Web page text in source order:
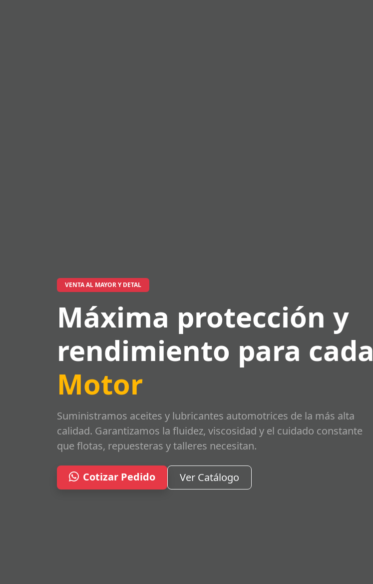
VENTA AL MAYOR Y DETAL
Máxima protección y
rendimiento para cada
Motor
Suministramos aceites y lubricantes automotrices de la más alta
calidad. Garantizamos la fluidez, viscosidad y el cuidado constante
que flotas, repuesteras y talleres necesitan.
Cotizar Pedido Ver Catálogo